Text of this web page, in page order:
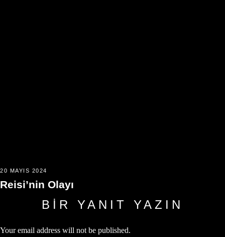
20 MAYIS 2024
Reisi’nin Olayı
BIR YANIT YAZIN
Your email address will not be published.